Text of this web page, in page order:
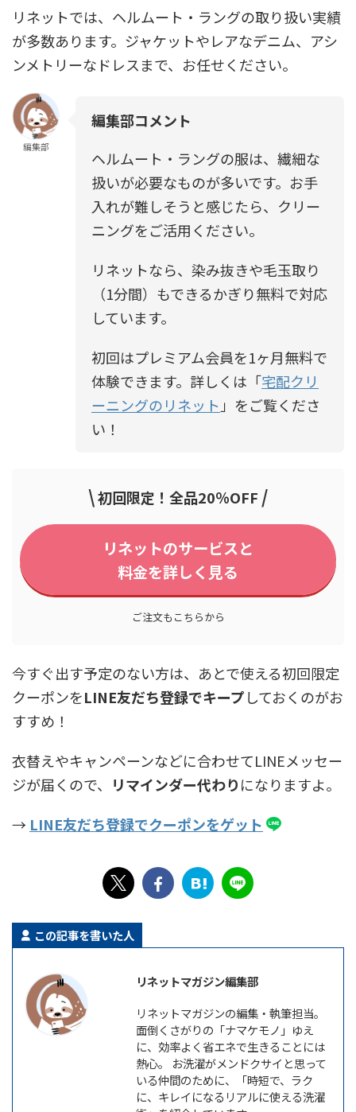
リネットでは、ヘルムート・ラングの取り扱い実績
が多数あります。ジャケットやレアなデニム、アシ
ンメトリーなドレスまで、お任せください。
編集部
編集部コメント
ヘルムート・ラングの服は、繊細な
扱いが必要なものが多いです。お手
入れが難しそうと感じたら、クリー
ニングをご活用ください。
リネットなら、染み抜きや毛玉取り
（1分間）もできるかぎり無料で対応
しています。
初回はプレミアム会員を1ヶ月無料で
体験できます。詳しくは「宅配クリ
ーニングのリネット 」をご覧くださ
い！
\初回限定！全品20％OFF /
リネットのサービスと
料金を詳しく見る
ご注文もこちらから
今すぐ出す予定のない方は、あとで使える初回限定
クーポンをLINE友だち登録でキープしておくのがお
すすめ！
衣替えやキャンペーンなどに合わせてLINEメッセー
ジが届くので、
リマインダー代わりになりますよ。
→ LINE友だち登録でクーポンをゲット
この記事を書いた人
リネットマガジン編集部
リネットマガジンの編集・執筆担当。
面倒くさがりの「ナマケモノ」ゆえ
に、効率よく省エネで生きることには
熱心。 お洗濯がメンドクサイと思って
いる仲間のために、「時短で、ラク
に、キレイになるリアルに使える洗濯